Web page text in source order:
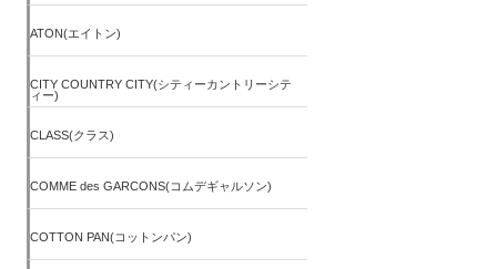
ATON(エイトン)
CITY COUNTRY CITY(シティーカントリーシテ
ィー)
CLASS(クラス)
COMME des GARCONS(コムデギャルソン)
COTTON PAN(コットンパン)